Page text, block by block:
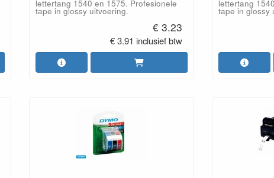
lettertang 1540 en 1575. Profesionele
tape in glossy uitvoering.
€ 3.23
€ 3.91 inclusief btw
lettertang
tape in glossy